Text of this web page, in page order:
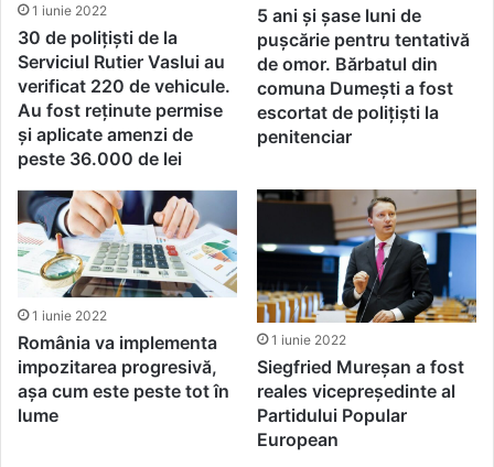
1 iunie 2022
30 de polițiști de la
Serviciul Rutier Vaslui au
verificat 220 de vehicule.
Au fost reținute permise
și aplicate amenzi de
peste 36.000 de lei
5 ani și șase luni de
pușcărie pentru tentativă
de omor. Bărbatul din
comuna Dumești a fost
escortat de polițiști la
penitenciar
1 iunie 2022
România va implementa
impozitarea progresivă,
așa cum este peste tot în
lume
1 iunie 2022
Siegfried Mureșan a fost
reales vicepreședinte al
Partidului Popular
European